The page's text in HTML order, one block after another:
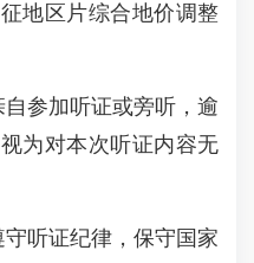
地区片综合地价调整
参加听证或旁听，逾
为对本次听证内容无
听证纪律，保守国家